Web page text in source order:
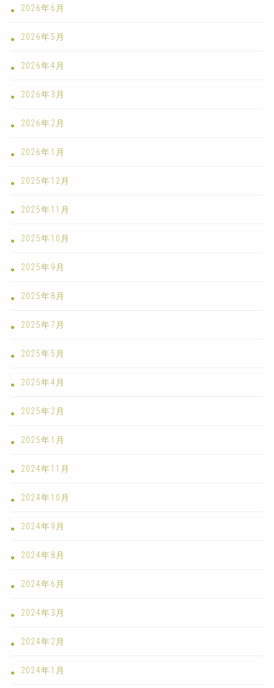
2026年6月
2026年5月
2026年4月
2026年3月
2026年2月
2026年1月
2025年12月
2025年11月
2025年10月
2025年9月
2025年8月
2025年7月
2025年5月
2025年4月
2025年2月
2025年1月
2024年11月
2024年10月
2024年9月
2024年8月
2024年6月
2024年3月
2024年2月
2024年1月